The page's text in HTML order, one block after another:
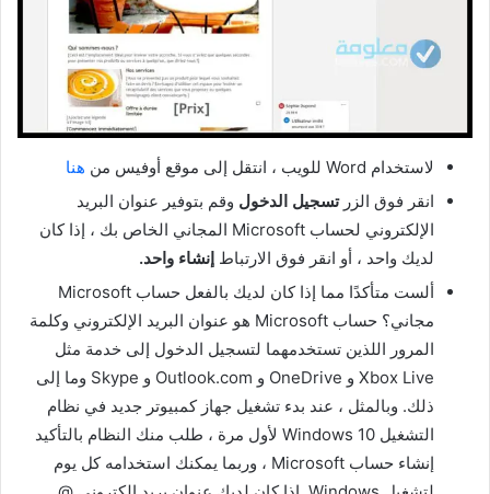
لاستخدام Word للويب ، انتقل إلى موقع أوفيس من
هنا
انقر فوق الزرتسجيل الدخول وقم بتوفير عنوان البريد
الإلكتروني لحساب Microsoft المجاني الخاص بك ، إذا كان
لديك واحد ، أو انقر فوق الارتباط إنشاء واحد.
ألست متأكدًا مما إذا كان لديك بالفعل حساب Microsoft
مجاني؟ حساب Microsoft هو عنوان البريد الإلكتروني وكلمة
المرور اللذين تستخدمهما لتسجيل الدخول إلى خدمة مثل
Xbox Live و OneDrive و Outlook.com و Skype وما إلى
ذلك. وبالمثل ، عند بدء تشغيل جهاز كمبيوتر جديد في نظام
التشغيل Windows 10 لأول مرة ، طلب منك النظام بالتأكيد
إنشاء حساب Microsoft ، وربما يمكنك استخدامه كل يوم